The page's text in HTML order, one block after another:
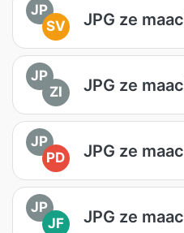
JP
SV
JPG ze
JP
ZI
JPG ze
JP
PD
JPG ze
JP
JF
JPG ze